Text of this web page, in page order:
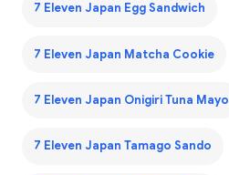
7 Eleven Japan Egg Sandwich
7 Eleven Japan Matcha Cookie
7 Eleven Japan Onigiri Tuna Mayo
7 Eleven Japan Tamago Sando